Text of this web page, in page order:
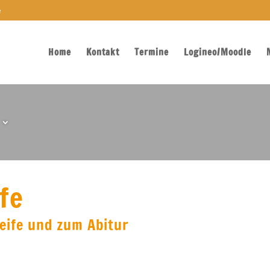
Home Kontakt Termine Logineo/Moodle
und zum Abitur